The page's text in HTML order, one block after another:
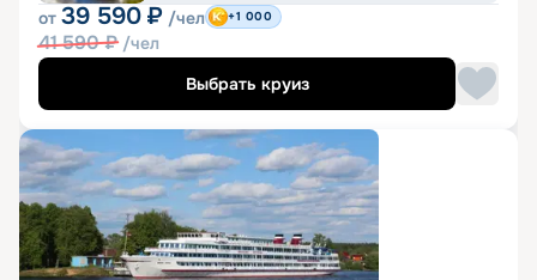
от 39 590 ₽ /чел
41 590₽ /чел
+1 000
Выбрать круиз